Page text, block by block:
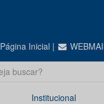
Página Inicial |
Institucional